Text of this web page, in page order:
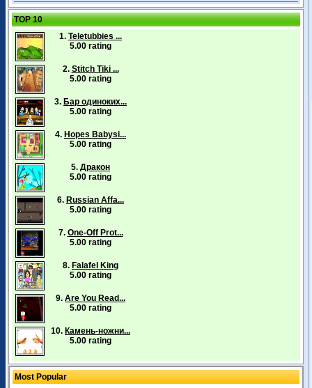
TOP 10
1. Teletubbies ...
5.00 rating
2. Stitch Tiki ...
5.00 rating
3. Бар одиноких...
5.00 rating
4. Hopes Babysi...
5.00 rating
5. Дракон
5.00 rating
6. Russian Affa...
5.00 rating
7. One-Off Prot...
5.00 rating
8. Falafel King
5.00 rating
9. Are You Read...
5.00 rating
10. Камень-ножни...
5.00 rating
Most Popular